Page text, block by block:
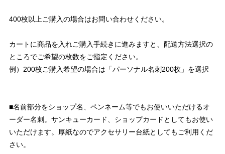
400枚以上ご購入の場合はお問い合わせください。
カートに商品を入れご購入手続きに進みますと、配送方法選択の
ところでご希望の枚数をご指定ください。
例）200枚ご購入希望の場合は「パーソナル名刺200枚」を選択
■名前部分をショップ名、ペンネーム等でもお使いいただけるオ
ーダー名刺。サンキューカード、ショップカードとしてもお使い
いただけます。厚紙なのでアクセサリー台紙としてもご利用くだ
さい。